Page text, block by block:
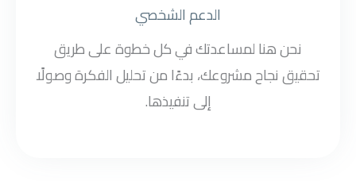
الدعم الشخصي
نحن هنا لمساعدتك في كل خطوة على طريق
تحقيق نجاح مشروعك، بدءًا من تحليل الفكرة وصولًا
إلى تنفيذها.